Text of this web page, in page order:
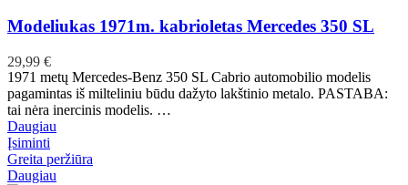
Modeliukas 1971m. kabrioletas Mercedes 350 SL
29,99 €
1971 metų Mercedes-Benz 350 SL Cabrio automobilio modelis
pagamintas iš milteliniu būdu dažyto lakštinio metalo. PASTABA:
tai nėra inercinis modelis. …
Daugiau
Įsiminti
Greita peržiūra
Daugiau